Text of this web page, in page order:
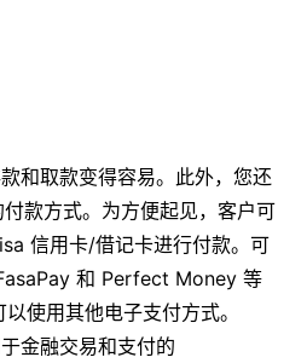
和取款变得容易。此外，您还
款方式。为方便起见，客户可
信用卡/借记卡进行付款。可
和 Perfect Money 等
使用其他电子支付方式。
金融交易和支付的